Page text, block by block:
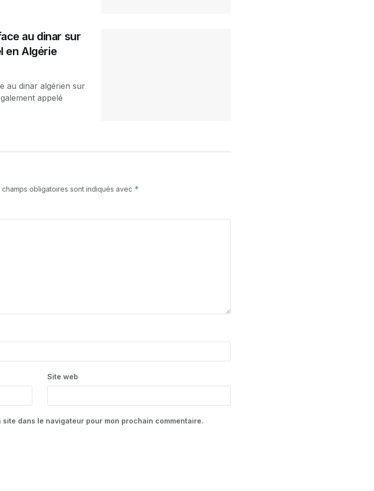
au dinar sur
en Algérie
au dinar algérien sur
appelé
champs obligatoires sont indiqués avec *
Site web
site dans le navigateur pour mon prochain commentaire.